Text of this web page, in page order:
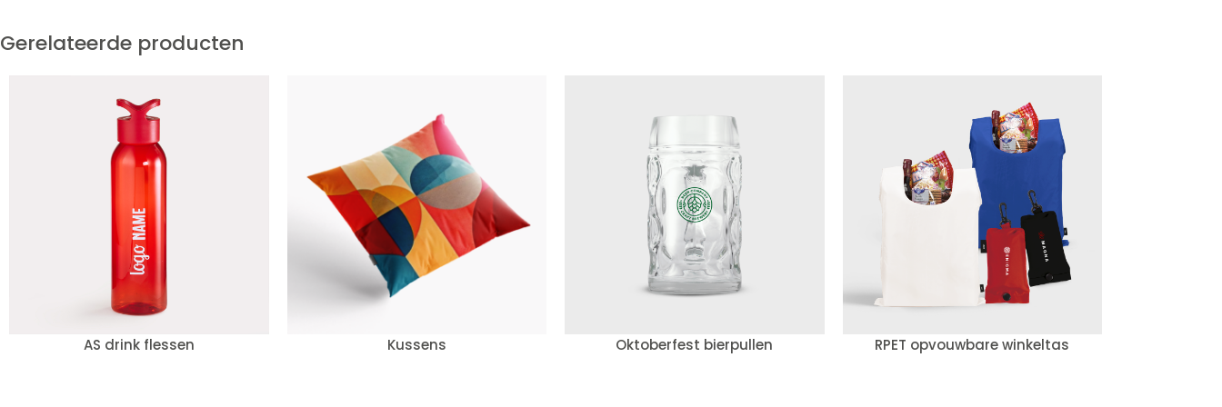
Gerelateerde producten
AS drink flessen Kussens Oktoberfest bierpullen RPET opvouwbare winkeltas